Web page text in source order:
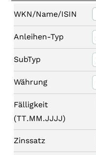
WKN/Name/ISIN
Anleihen-Typ
SubTyp
Währung
Fälligkeit
(TT.MM.JJJJ)
Zinssatz